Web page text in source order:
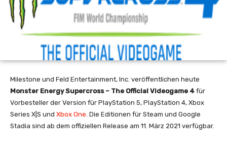
Milestone und Feld Entertainment, Inc. veröffentlichen heute
Monster Energy Supercross – The Official Videogame 4 für
Vorbesteller der Version für PlayStation 5, PlayStation 4, Xbox
Series X|S und Xbox One . Die Editionen für Steam und Google
Stadia sind ab dem offiziellen Release am 11. März 2021 verfügbar.